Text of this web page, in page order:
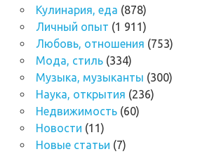
Кулинария, еда (878)
Личный опыт (1 911)
Любовь, отношения (753)
Мода, стиль(334)
Музыка, музыканты (300)
Наука, открытия (236)
Недвижимость(60)
Новости (11)
Новые статьи (7)